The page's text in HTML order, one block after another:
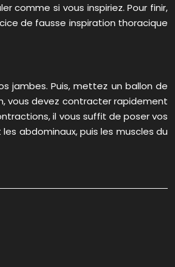
comme si vous inspiriez. Pour finir,
de fausse inspiration thoracique
jambes. Puis, mettez un ballon de
vous devez contracter rapidement
il vous suffit de poser vos
abdominaux, puis les muscles du